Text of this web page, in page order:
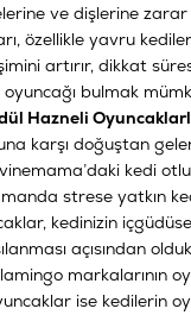
ve dişlerine
özellikle yavru
artırır, dikkat
bulmak
Hazneli
karşı doğuştan
kedi
strese yatkın
kedinizin
açısından
markalarının
ise kedilerin